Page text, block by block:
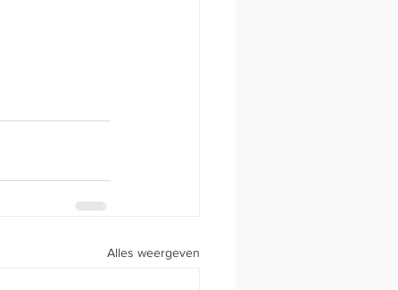
Alles weergeven